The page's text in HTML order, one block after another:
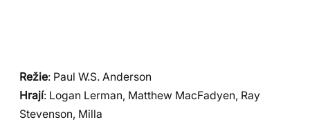
Režie: Paul W.S. Anderson
Hrají: Logan Lerman, Matthew MacFadyen, Ray
Stevenson, Milla